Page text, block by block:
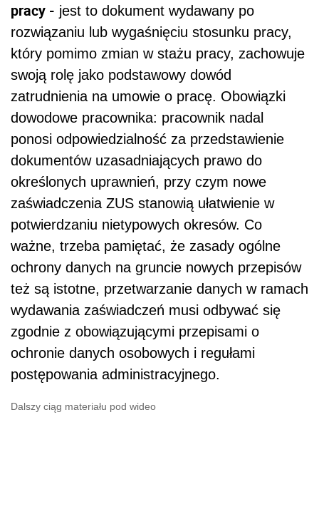
pracy - jest to dokument wydawany po
rozwiązaniu lub wygaśnięciu stosunku pracy,
który pomimo zmian w stażu pracy, zachowuje
swoją rolę jako podstawowy dowód
zatrudnienia na umowie o pracę. Obowiązki
dowodowe pracownika: pracownik nadal
ponosi odpowiedzialność za przedstawienie
dokumentów uzasadniających prawo do
określonych uprawnień, przy czym nowe
zaświadczenia ZUS stanowią ułatwienie w
potwierdzaniu nietypowych okresów. Co
ważne, trzeba pamiętać, że zasady ogólne
ochrony danych na gruncie nowych przepisów
też są istotne, przetwarzanie danych w ramach
wydawania zaświadczeń musi odbywać się
zgodnie z obowiązującymi przepisami o
ochronie danych osobowych i regułami
postępowania administracyjnego.
Dalszy ciąg materiału pod wideo